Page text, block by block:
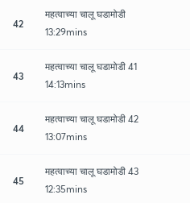
42
महत्वाच्या चालू घडामोडी
13:29mins
43
महत्वाच्या चालू घडामोडी 41
14:13mins
44
महत्वाच्या चालू घडामोडी 42
13:07mins
45
महत्वाच्या चालू घडामोडी 43
12:35mins